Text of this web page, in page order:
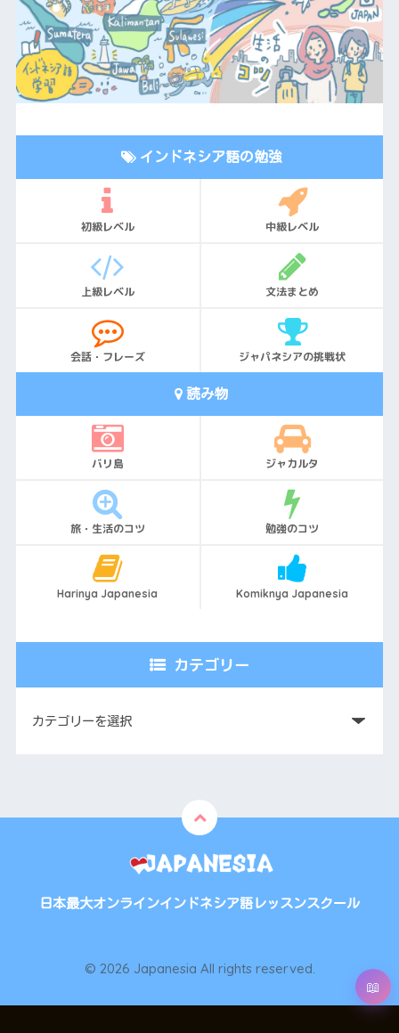
インドネシア語の勉強
初級レベル 中級レベル
上級レベル 文法まとめ
会話・フレーズ ジャパネシアの挑戦状
読み物
バリ島 ジャカルタ
旅・生活のコツ 勉強のコツ
Harinya Japanesia Komiknya Japanesia
カテゴリー
日本最大オンラインインドネシア語レッスンスクール
© 2026 Japanesia All rights reserved.